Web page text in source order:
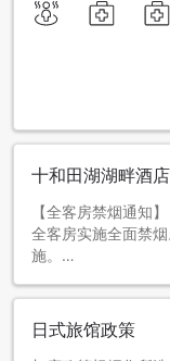
十和田湖湖畔酒
【全客房禁烟通知】
全客房实施全面禁
施。
日式旅馆政策